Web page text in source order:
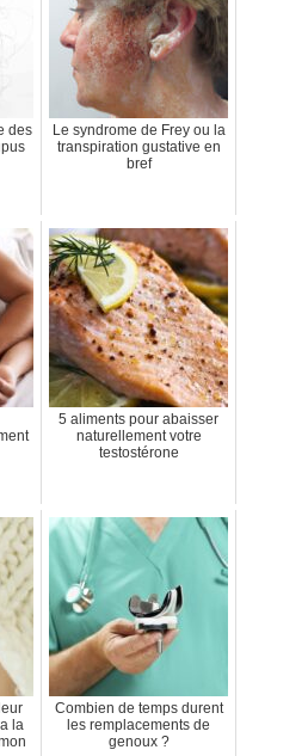
des
Le syndrome de Frey ou la
transpiration gustative en
bref
5 aliments pour abaisser
naturellement votre
testostérone
la
Combien de temps durent
les remplacements de
genoux ?